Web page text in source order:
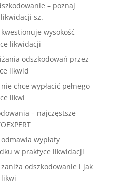
– poznaj
sz.
wysokość
likwidacji
odszkodowań przez
likwid
chce wypłacić pełnego
likwi
– najczęstsze
wypłaty
w praktyce likwidacji
odszkodowanie i jak